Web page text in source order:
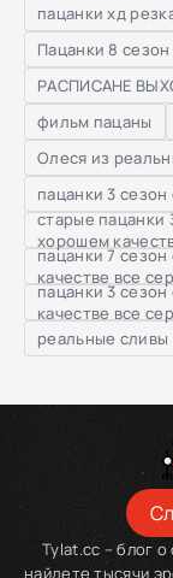
пацанки хд
Пацанки 8
РАСПИСАНЕ
фильм пацаны
Олеся из
пацанки 3
старые пацанки
хорошем
пацанки 7
качестве все
пацанки 3
качестве все
реальные сливы
Tylat.cc – блог
найдете тысячи